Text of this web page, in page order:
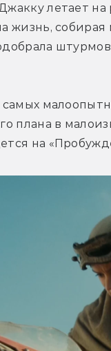
летает
жизнь,
плана в
на